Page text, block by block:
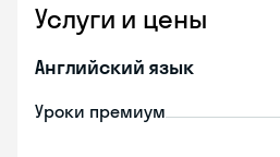
Услуги и цены
Английский язык
Уроки премиум